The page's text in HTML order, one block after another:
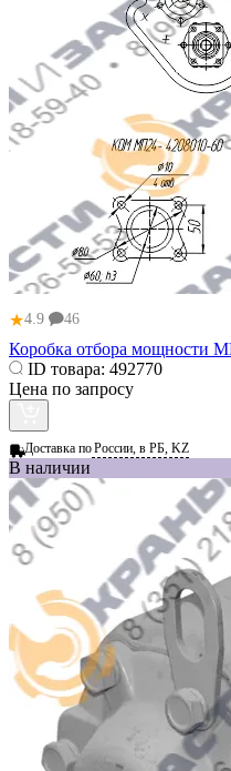
★4.9 46
Коробка отбора мощности
ID товара: 492770
Цена по запросу
Доставка поРоссии, в РБ, KZ
В наличии